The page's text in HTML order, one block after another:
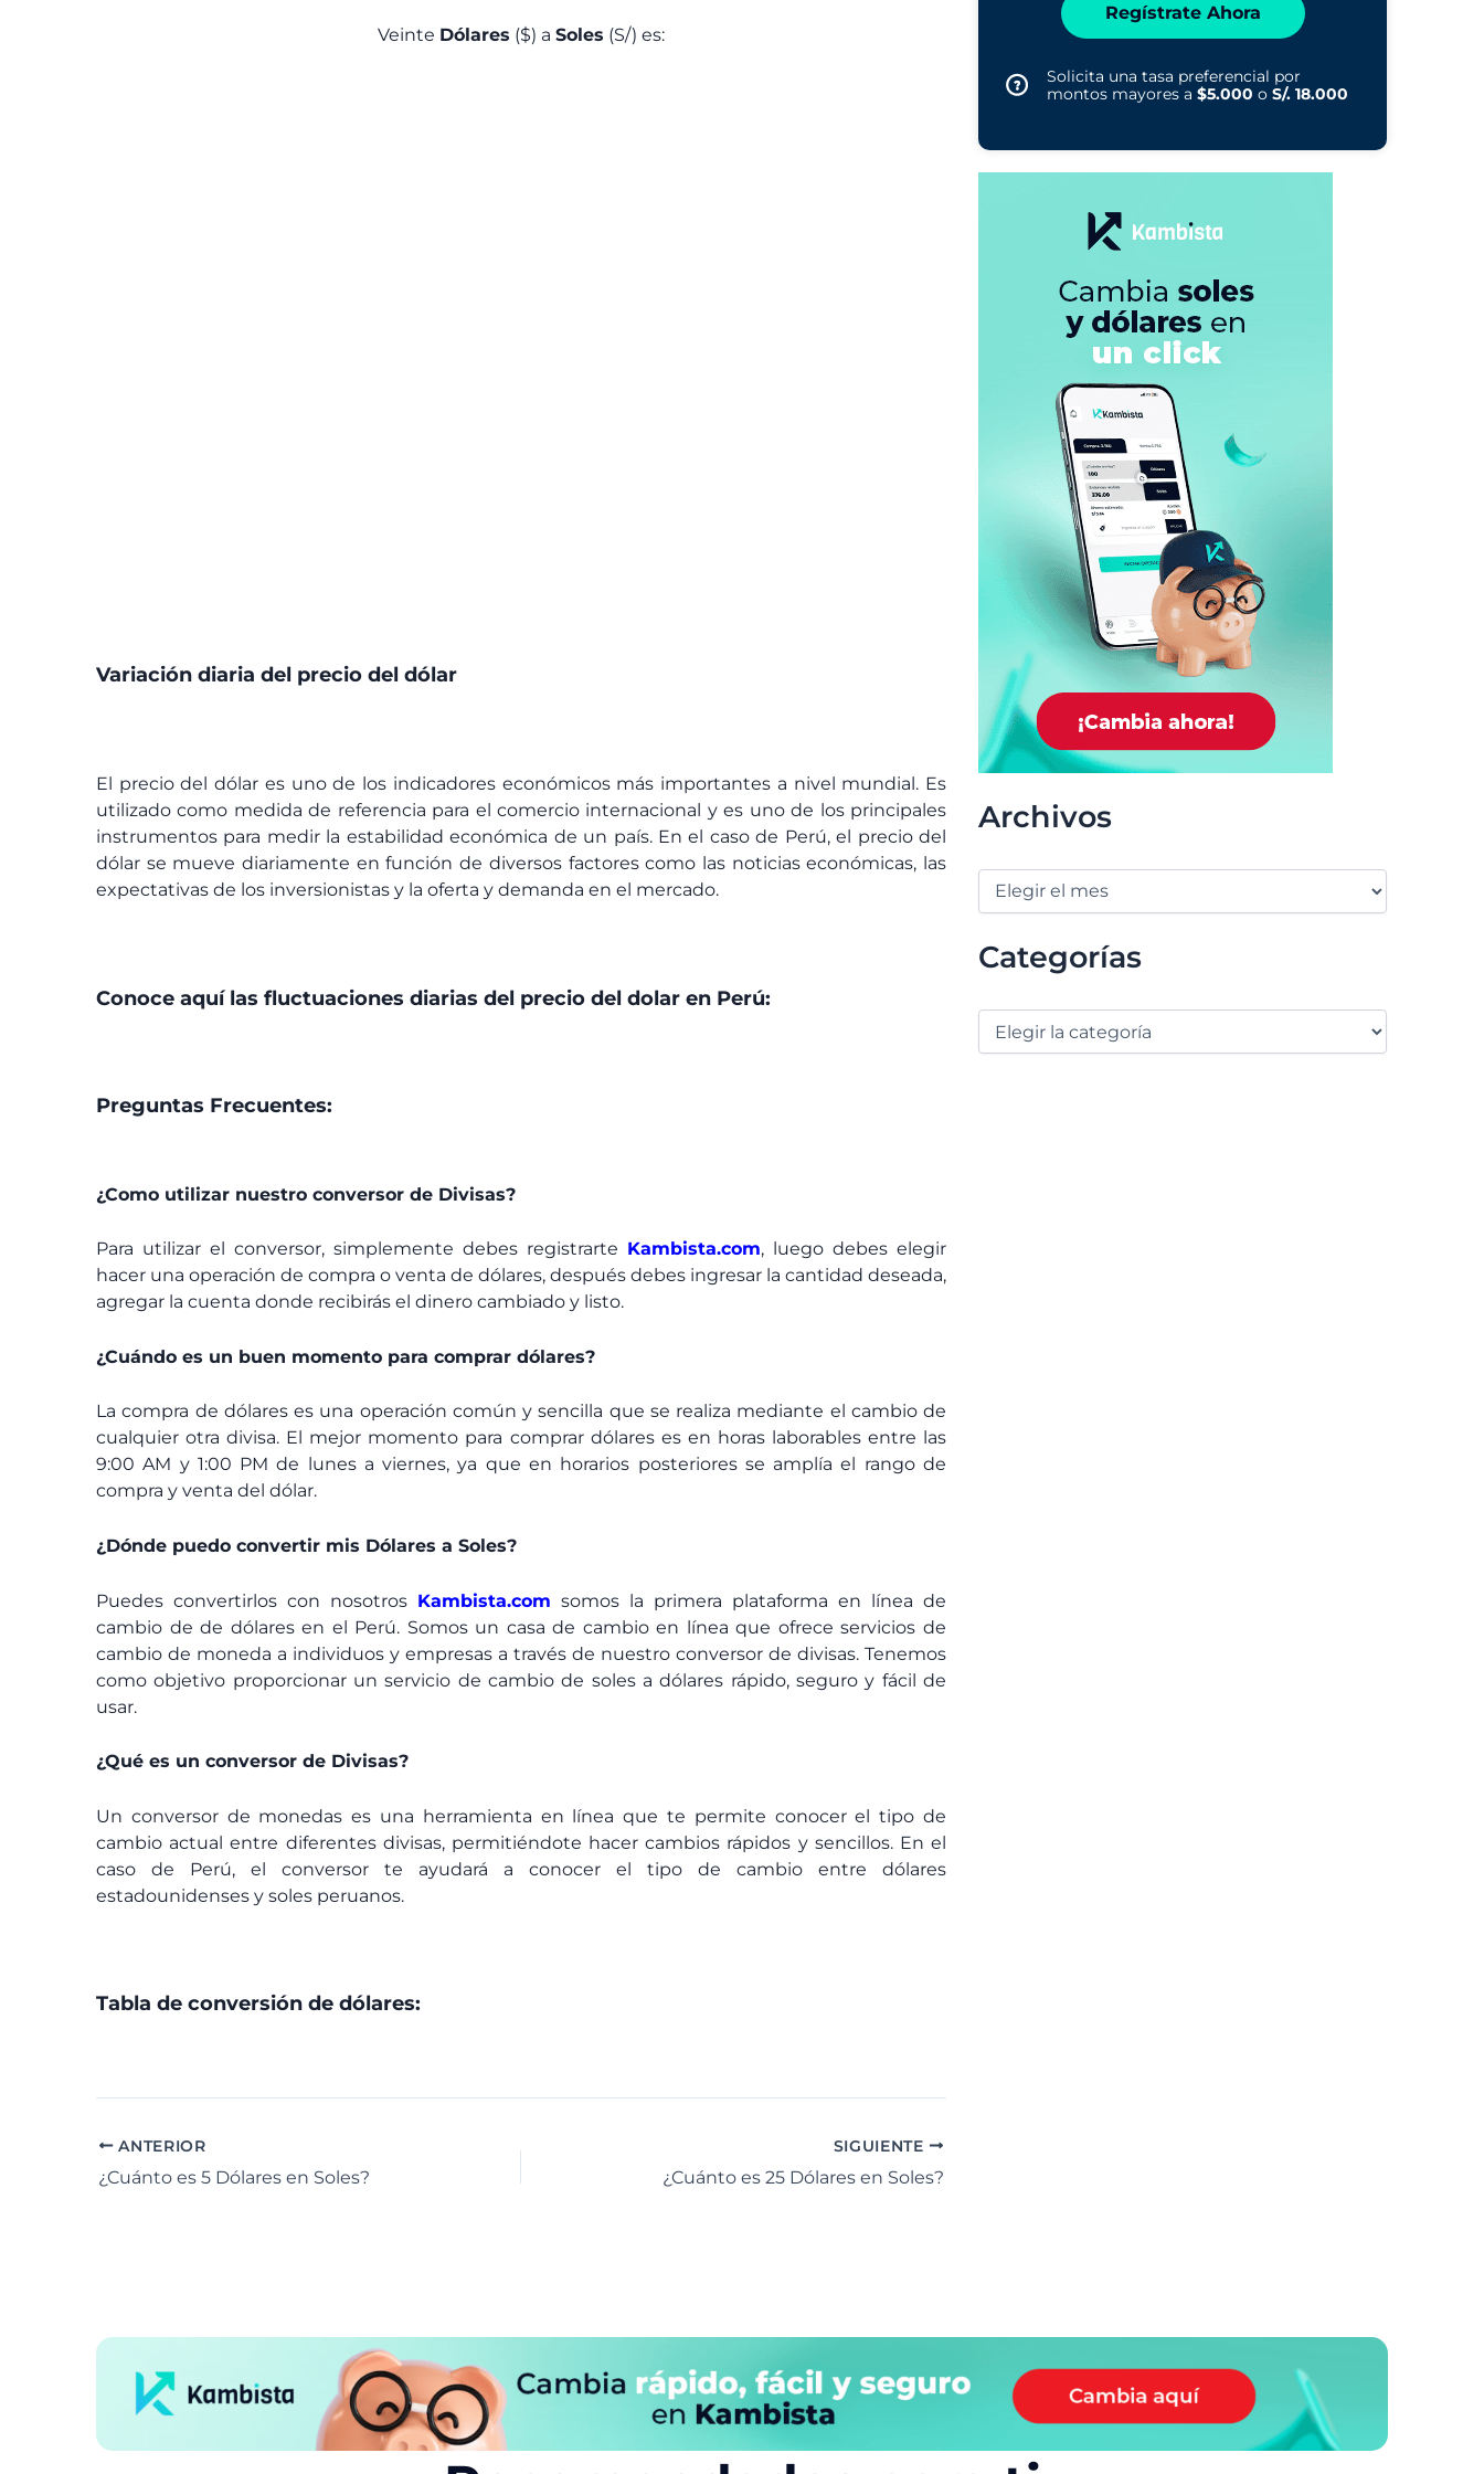
Veinte Dólares ($) a Soles (S/) es:
Variación diaria del precio del dólar
El precio del dólar es uno de los indicadores económicos más importantes a nivel mundial. Es
utilizado como medida de referencia para el comercio internacional y es uno de los principales
instrumentos para medir la estabilidad económica de un país. En el caso de Perú, el precio del
dólar se mueve diariamente en función de diversos factores como las noticias económicas, las
expectativas de los inversionistas y la oferta y demanda en el mercado.
Conoce aquí las fluctuaciones diarias del precio del dolar en Perú:
Preguntas Frecuentes:
¿Como utilizar nuestro conversor de Divisas?
Para utilizar el conversor, simplemente debes registrarte Kambista.com, luego debes elegir
hacer una operación de compra o venta de dólares, después debes ingresar la cantidad deseada,
agregar la cuenta donde recibirás el dinero cambiado y listo.
¿Cuándo es un buen momento para comprar dólares?
La compra de dólares es una operación común y sencilla que se realiza mediante el cambio de
cualquier otra divisa. El mejor momento para comprar dólares es en horas laborables entre las
9:00 AM y 1:00 PM de lunes a viernes, ya que en horarios posteriores se amplía el rango de
compra y venta del dólar.
¿Dónde puedo convertir mis Dólares a Soles?
Puedes convertirlos con nosotros Kambista.com somos la primera plataforma en línea de
cambio de de dólares en el Perú. Somos un casa de cambio en línea que ofrece servicios de
cambio de moneda a individuos y empresas a través de nuestro conversor de divisas. Tenemos
como objetivo proporcionar un servicio de cambio de soles a dólares rápido, seguro y fácil de
usar.
¿Qué es un conversor de Divisas?
Un conversor de monedas es una herramienta en línea que te permite conocer el tipo de
cambio actual entre diferentes divisas, permitiéndote hacer cambios rápidos y sencillos. En el
caso de Perú, el conversor te ayudará a conocer el tipo de cambio entre dólares
estadounidenses y soles peruanos.
Tabla de conversión de dólares:
ANTERIOR
¿Cuánto es 5 Dólares en Soles?
SIGUIENTE
¿Cuánto es 25 Dólares en Soles?
Regístrate Ahora
Solicita una tasa preferencial por
montos mayores a $5.000 o S/. 18.000
Archivos
Categorías